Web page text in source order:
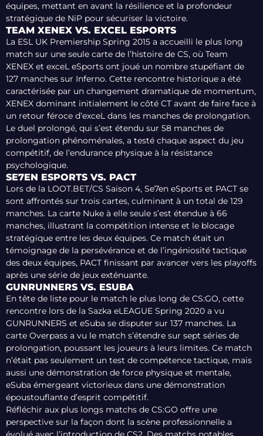
équipes, mettant en avant la résilience et la profondeur
stratégique de NiP pour sécuriser la victoire.
TEAM XENEX VS. EXCEL ESPORTS
La ESL UK Premiership Spring 2015 a accueilli le plus long
match sur une seule carte de l’histoire de CS, où Team
XENEX et exceL eSports ont joué un nombre stupéfiant de
127 manches sur Inferno. Cette rencontre historique a été
caractérisée par un changement dramatique de momentum,
XENEX dominant initialement le côté CT avant de faire face à
un retour féroce d’exceL dans les manches de prolongation.
Le duel prolongé, qui s’est étendu sur 58 manches de
prolongation phénoménales, a testé chaque aspect du jeu
compétitif, de l’endurance physique à la résistance
psychologique.
SE7EN ESPORTS VS. PACT
Lors de la LOOT.BET/CS Saison 4, Se7en eSports et PACT se
sont affrontés sur trois cartes, culminant à un total de 129
manches. La carte Nuke à elle seule s’est étendue à 66
manches, illustrant la compétition intense et le blocage
stratégique entre les deux équipes. Ce match était un
témoignage de la persévérance et de l’ingéniosité tactique
des deux équipes, PACT finissant par avancer vers les playoffs
après une série de jeux exténuante.
GUNRUNNERS VS. ESUBA
En tête de liste pour le match le plus long de CS:GO, cette
rencontre lors de la Sazka eLEAGUE Spring 2020 a vu
GUNRUNNERS et eSuba se disputer sur 137 manches. La
carte Overpass a vu le match s’étendre sur sept séries de
prolongation, poussant les joueurs à leurs limites. Ce match
n’était pas seulement un test de compétence tactique, mais
aussi une démonstration de force physique et mentale,
eSuba émergeant victorieux dans une démonstration
époustouflante d’esprit compétitif.
Réfléchir aux plus longs matchs de CS:GO offre une
perspective sur la façon dont la scène professionnelle a